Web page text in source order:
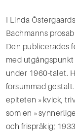
I Linda
Bachmanns
Den publicerades
med
under 1960­-talet.
försummad
epiteten »kvick,
som en
och frispråkig;